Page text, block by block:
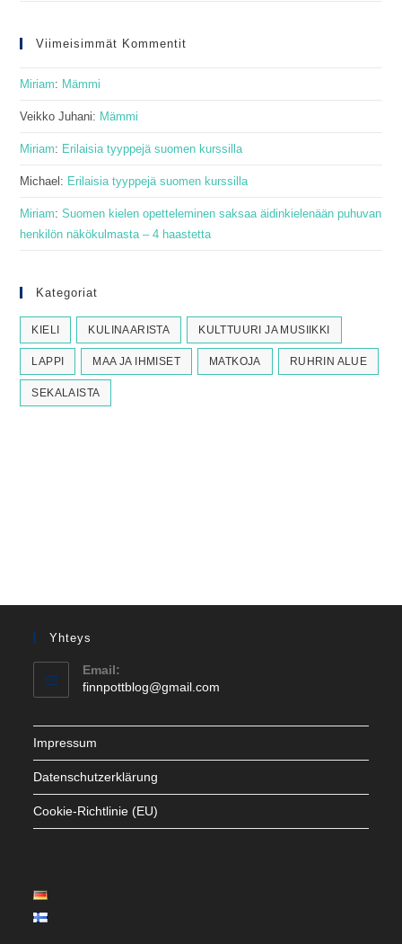
Viimeisimmät Kommentit
Miriam: Mämmi
Veikko Juhani: Mämmi
Miriam: Erilaisia tyyppejä suomen kurssilla
Michael : Erilaisia tyyppejä suomen kurssilla
Miriam:Suomen kielen opetteleminen saksaa äidinkielenään puhuvan
henkilön näkökulmasta – 4 haastetta
Kategoriat
KIELI KULINAARISTA KULTTUURI JA MUSIIKKI
LAPPI MAA JA IHMISET MATKOJA RUHRIN ALUE
SEKALAISTA
Yhteys
Email:
finnpottblog@gmail.com
Impressum
Datenschutzerklärung
Cookie-Richtlinie (EU)